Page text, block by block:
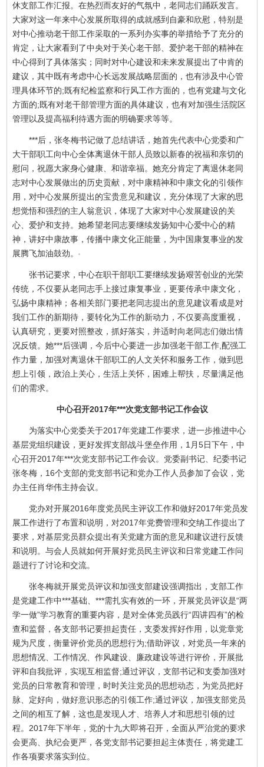
休支部工作汇报。在热烈而友好的气氛中，老同志们踊跃发言。
大家对这一年来中心发展所取得的成就感到自豪和欣慰，特别是
对中心推动老干部工作采取的一系列办实事的举措给予了充分的
肯定，让大家看到了中央对于关心老干部、爱护老干部的精神在
中心得到了具体落实；同时对中心建设和未来发展提出了中肯的
建议，其中既有考虑中心长远发展战略层面的，也有涉及中心管
理具体环节的;既有纪检监察和行风工作方面的，也有党建与文化
方面的;既有对老干部管理方面的具体建议，也有对加强生活院区
管理以及提高福利待遇方面的明确要求等等。
***后，张冬梅书记做了总结讲话，她首先代表中心党委和广
大干部职工向中心全体离退休干部人员致以新春的祝福和亲切的
慰问，祝愿大家身心健康、和谐幸福。她充分肯定了离退休老同
志对中心发展做出的历史贡献，对中康精神和中康文化的引领作
用，对中心发展所提出的宝贵意见和建议，充分体现了大家的思
想觉悟和强烈的主人翁意识，体现了大家对中心发展建设的关
心、爱护和支持。她希望老同志要继续发扬知中心爱中心的精
神，讲好中康故事，传播中康文化正能量，为中国康复事业的发
展腾飞加油鼓劲。
张书记要求，中心在职干部职工要继续发扬艰苦创业的光荣
传统，不仅要从老同志手上接过康复事业，更要传承中康文化，
弘扬中康精神；各相关部门要把老同志提出的意见建议看成是对
我们工作的新期待，要转化为工作的新动力，不仅要高度重视，
认真研究，更要对照整改，抓好落实，并适时向老同志们做出情
况反馈。她***后强调，今后中心要进一步加强老干部工作,配强工
作力量，加强对离退休干部职工的人文关怀和服务工作，做到思
想上引领，政治上关心，生活上关怀，困难上帮扶，尽量满足他
们的需求。
中心召开2017年***次党支部书记工作会议
为落实中心党委关于2017年党建工作要求，进一步推进中心
基层党组织建设，更好发挥支部战斗堡垒作用，1月5日下午，中
心召开2017年***次党支部书记工作会议。党委副书记、纪委书记
张冬梅，16个支部的党支部书记和党办工作人员参加了会议，党
办主任肖华伟主持会议。
党办对开展2016年度党员民主评议工作和做好2017年党员发
展工作进行了布置和说明，对2017年党费管理和交纳工作提出了
要求，对基层党员群众提出有关党建方面的意见和建议进行反馈
和说明。与会人员就如何开展好党员民主评议和日常党建工作问
题进行了讨论和交流。
张冬梅就开展党员评议和加强支部建设强调指出，支部工作
是党建工作中***基础、***需扎实有效的一环，开展党员评议是“两
学一做”学习教育的重要内容，是对全体党员践行“四讲四有”的检
查和监督，各支部书记要担起责任，支委发挥好作用，以党章党
规为尺度，衡量评价党员的思想行为;借助评议，对党员一年来的
思想情况、工作情况、作风建设、廉政建设等进行评价，开展批
评和自我批评，实现互相监督;通过评议，支部书记和支委加强对
党员的日常教育和管理，时时关注党员的思想动态，为党员把好
脉、定好向，做好意识形态的引领工作;通过评议，加强支部党员
之间的相互了解，这也是发现人才、培养人才和思想引领的过
程。2017年下半年，党的十九大即将召开，全面从严治党的要求
会更高、执纪会更严，各党支部书记要担起主体责任，将党建工
作各项要求落实到位。